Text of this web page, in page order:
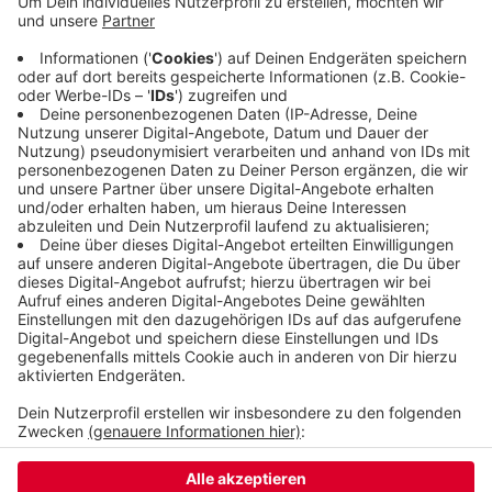
FDP-Landesliste auch mehrmals tatsächlich in den
Bundestag eingezogen. Dass die FDP einen
Wahlkreis direkt gewinnt, hat es in der Geschichte
der Bundesrepublik nur selten gegeben - zuletzt
1990 in Halle an der Saale.
Veröffentlicht:Donnerstag, 28.11.2024 11:48
Anzeige
Anzeige